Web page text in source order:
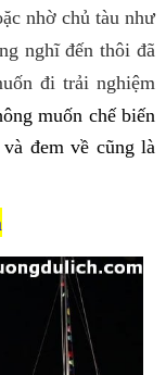
nhờ chủ tàu như
nghĩ đến thôi đã
đi trải nghiệm
muốn chế biến
đem về cũng là